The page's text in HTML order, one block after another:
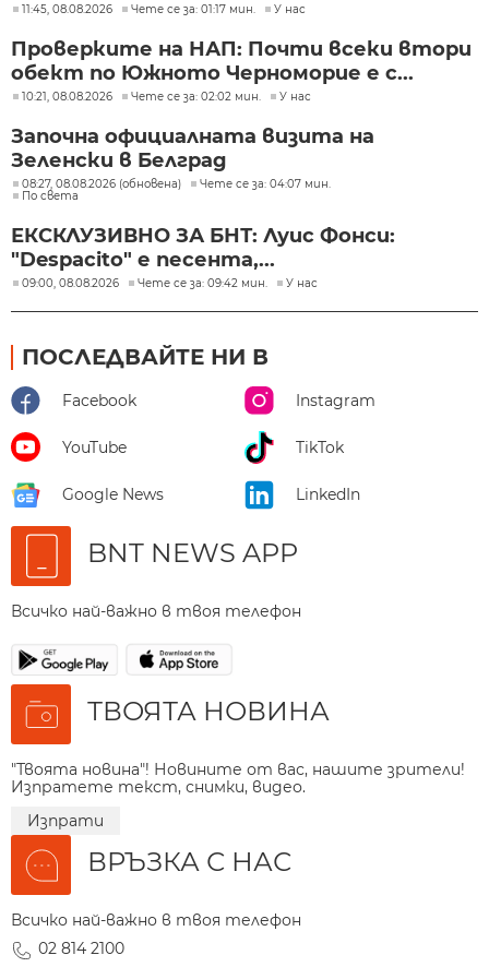
11:45, 08.08.2026 Чете се за: 01:17 мин. У нас
Проверките на НАП: Почти всеки втори
обект по Южното Черноморие е с...
10:21, 08.08.2026 Чете се за: 02:02 мин. У нас
Започна официалната визита на
Зеленски в Белград
08:27, 08.08.2026 (обновена)
Чете се за: 04:07 мин.
По света
ЕКСКЛУЗИВНО ЗА БНТ: Луис Фонси:
"Despacito" е песента,...
09:00, 08.08.2026 Чете се за: 09:42 мин. У нас
ПОСЛЕДВАЙТЕ НИ В
Facebook Instagram
YouTube TikTok
Google News LinkedIn
BNT NEWS APP
Всичко най-важно в твоя телефон
ТВОЯТА НОВИНА
"Твоята новина"! Новините от вас, нашите зрители!
Изпратете текст, снимки, видео.
Изпрати
ВРЪЗКА С НАС
Всичко най-важно в твоя телефон
02 814 2100